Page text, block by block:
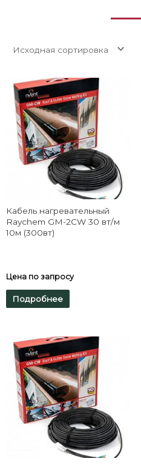
Кабель нагревательный
Raychem GM-2CW 30 вт/м
10м (300вт)
Цена по запросу
Подробнее